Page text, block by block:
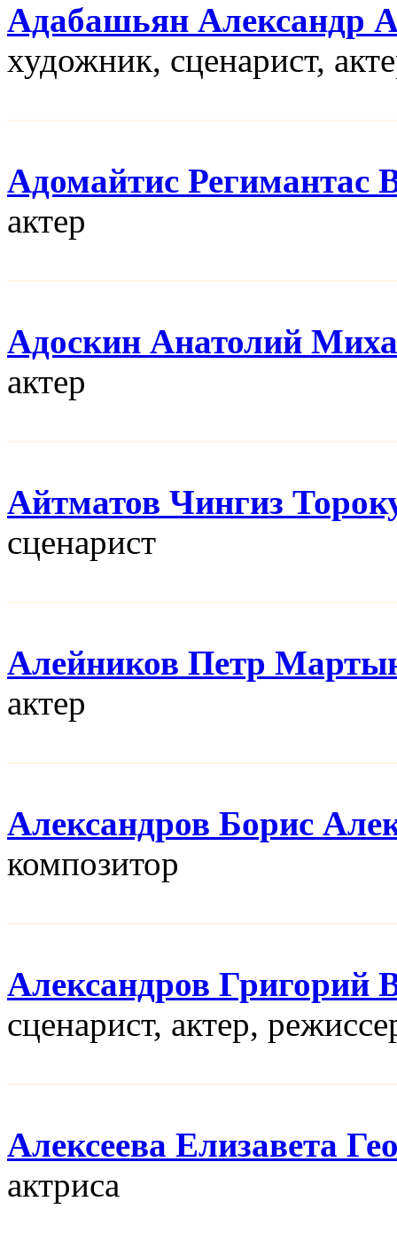
Адабашьян Александр
художник, сценарист,
Адомайтис Регимантас
актер
Адоскин Анатолий
актер
Айтматов Чингиз
сценарист
Алейников Петр
актер
Александров Борис
композитор
Александров Григорий
сценарист, актер,
Алексеева Елизавета
актриса